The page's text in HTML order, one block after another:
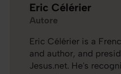
Eric Célérier
Autore
Eric Célérier is a
and author, and
Jesus.net. He's